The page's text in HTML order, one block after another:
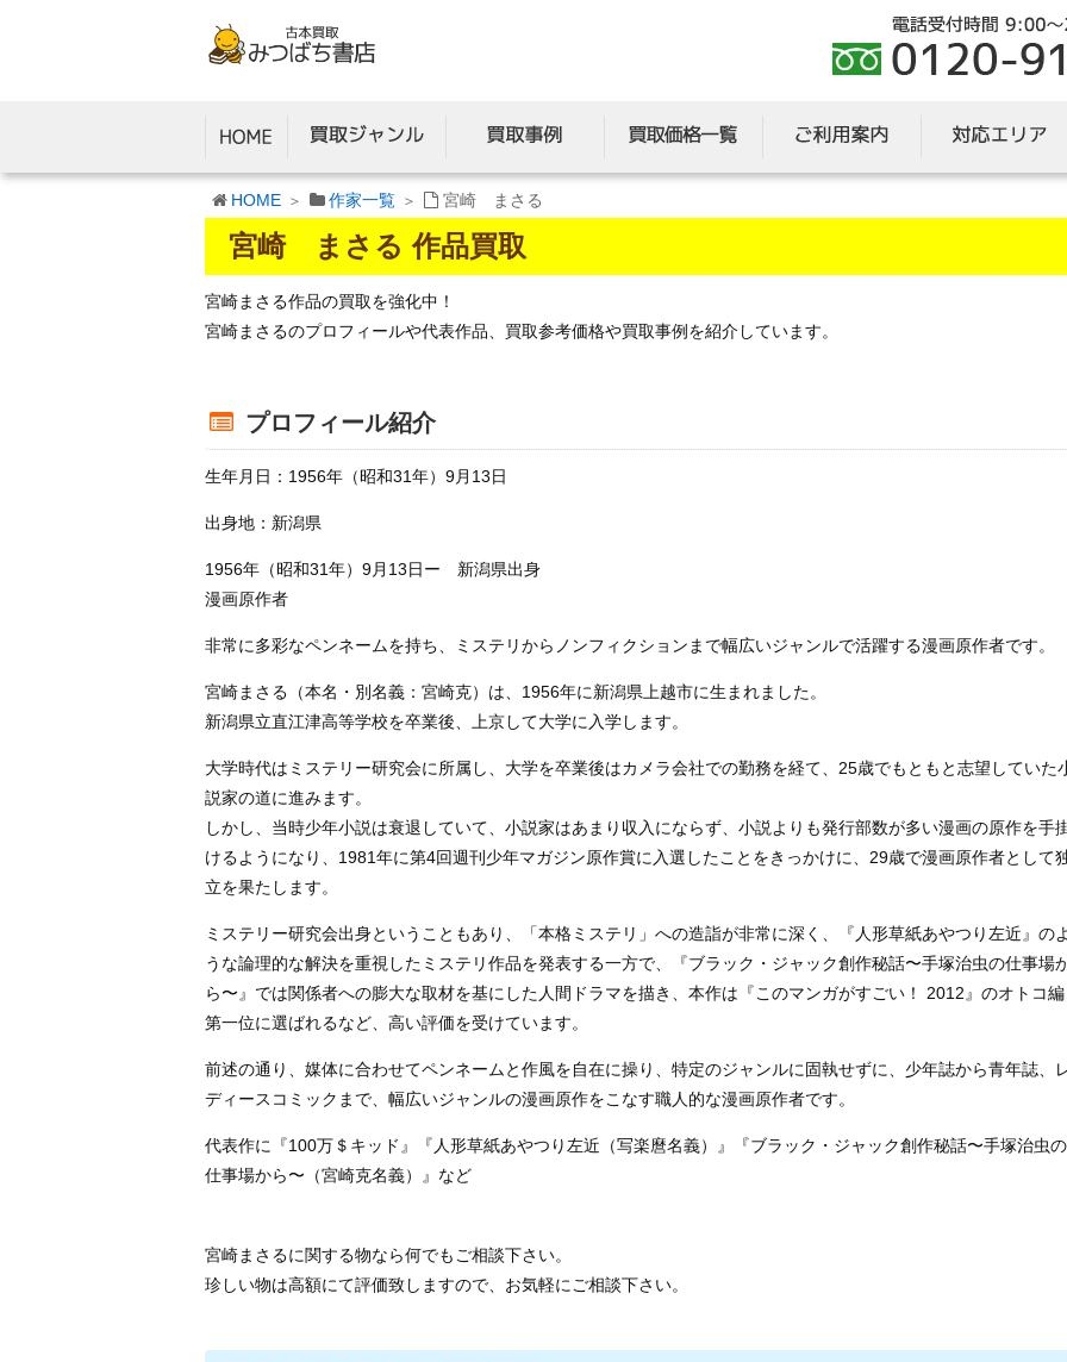
HOME 作家一覧 宮崎 まさる
宮崎 まさる 作品買取
宮崎まさる作品の買取を強化中！
宮崎まさるのプロフィールや代表作品、買取参考価格や買取事例を紹介しています。
プロフィール紹介
生年月日：1956年（昭和31年）9月13日
出身地：新潟県
1956年（昭和31年）9月13日ー 新潟県出身
漫画原作者
非常に多彩なペンネームを持ち、ミステリからノンフィクションまで幅広いジャンルで活躍する漫画原作者です。
宮崎まさる（本名・別名義：宮崎克）は、1956年に新潟県上越市に生まれました。
新潟県立直江津高等学校を卒業後、上京して大学に入学します。
大学時代はミステリー研究会に所属し、大学を卒業後はカメラ会社での勤務を経て、25歳でもともと志望していた
説家の道に進みます。
しかし、当時少年小説は衰退していて、小説家はあまり収入にならず、小説よりも発行部数が多い漫画の原作を手
けるようになり、1981年に第4回週刊少年マガジン原作賞に入選したことをきっかけに、29歳で漫画原作者として
立を果たします。
ミステリー研究会出身ということもあり、「本格ミステリ」への造詣が非常に深く、『人形草紙あやつり左近』のよ
うな論理的な解決を重視したミステリ作品を発表する一方で、『ブラック・ジャック創作秘話〜手塚治虫の仕事場
ら〜』では関係者への膨大な取材を基にした人間ドラマを描き、本作は『このマンガがすごい！ 2012』のオトコ編
第一位に選ばれるなど、高い評価を受けています。
前述の通り、媒体に合わせてペンネームと作風を自在に操り、特定のジャンルに固執せずに、少年誌から青年誌、
ディースコミックまで、幅広いジャンルの漫画原作をこなす職人的な漫画原作者です。
代表作に『100万＄キッド』『人形草紙あやつり左近（写楽麿名義）』『ブラック・ジャック創作秘話〜手塚治虫の
仕事場から〜（宮崎克名義）』など
宮崎まさるに関する物なら何でもご相談下さい。
珍しい物は高額にて評価致しますので、お気軽にご相談下さい。